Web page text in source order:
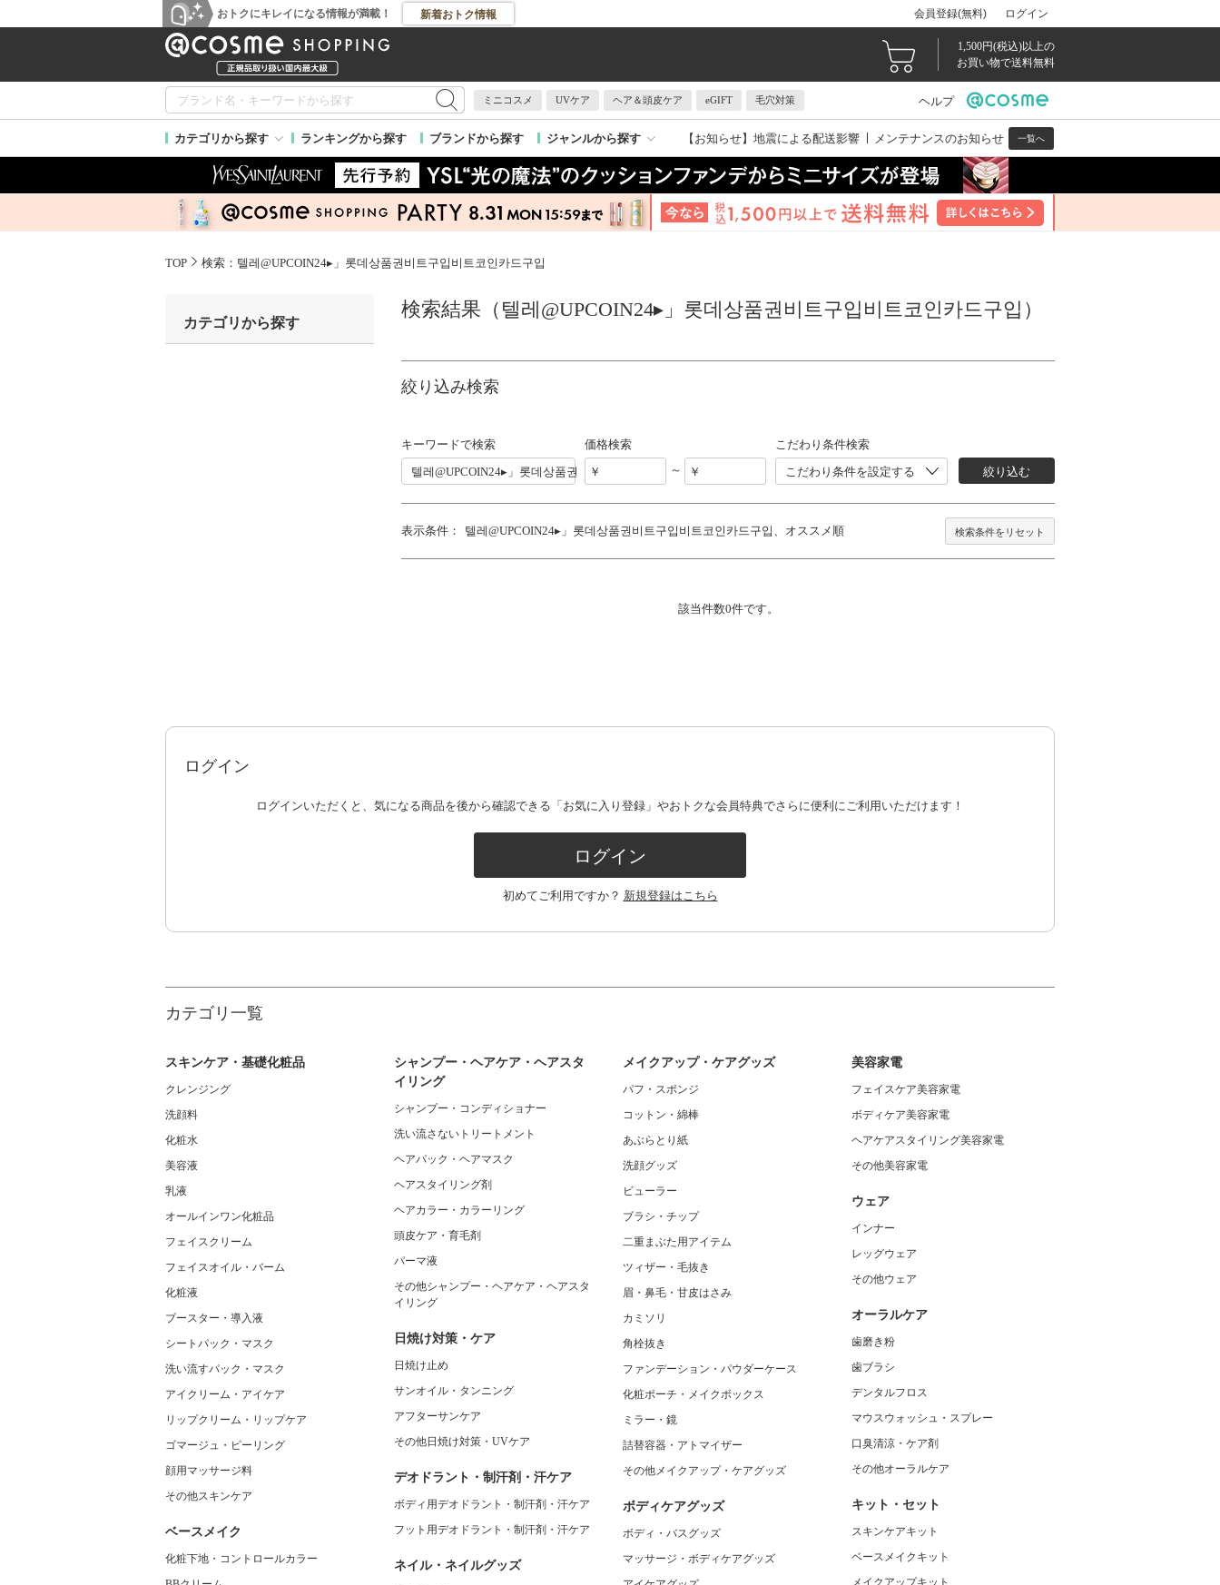
おトクにキレイになる情報が満載！ 新着おトク情報 会員登録(無料) ログイン
1,500円(税込)以上の
お買い物で送料無料
ミニコスメ UVケア ヘア＆頭皮ケア eGIFT 毛穴対策 ヘルプ
カテゴリから探す ランキングから探す ブランドから探す ジャンルから探す 【お知らせ】 地震による配送影響 メンテナンスのお知らせ 一覧へ
TOP 検索：텔레@UPCOIN24▸」롯데상품권비트구입비트코인카드구입
検索結果（텔레@UPCOIN24▸」롯데상품권비트구입비트코인카드구입）
絞り込み検索
キーワードで検索
価格検索
～
こだわり条件検索
こだわり条件を設定する
絞り込む
表示条件： 텔레@UPCOIN24▸」롯데상품권비트구입비트코인카드구입 オススメ順 検索条件をリセット
該当件数0件です。
カテゴリから探す
ログイン
ログインいただくと、気になる商品を後から確認できる「お気に入り登録」やおトクな会員特典でさらに便利にご利用いただけます！
ログイン
初めてご利用ですか？ 新規登録はこちら
カテゴリ一覧
スキンケア・基礎化粧品
クレンジング
洗顔料
化粧水
美容液
乳液
オールインワン化粧品
フェイスクリーム
フェイスオイル・バーム
化粧液
ブースター・導入液
シートパック・マスク
洗い流すパック・マスク
アイクリーム・アイケア
リップクリーム・リップケア
ゴマージュ・ピーリング
顔用マッサージ料
その他スキンケア
ベースメイク
化粧下地・コントロールカラー
シャンプー・ヘアケア・ヘアスタ
イリング
シャンプー・コンディショナー
洗い流さないトリートメント
ヘアパック・ヘアマスク
ヘアスタイリング剤
ヘアカラー・カラーリング
頭皮ケア・育毛剤
パーマ液
その他シャンプー・ヘアケア・ヘアスタ
イリング
日焼け対策・ケア
日焼け止め
サンオイル・タンニング
アフターサンケア
その他日焼け対策・UVケア
デオドラント・制汗剤・汗ケア
ボディ用デオドラント・制汗剤・汗ケア
フット用デオドラント・制汗剤・汗ケア
ネイル・ネイルグッズ
メイクアップ・ケアグッズ
パフ・スポンジ
コットン・綿棒
あぶらとり紙
洗顔グッズ
ビューラー
ブラシ・チップ
二重まぶた用アイテム
ツィザー・毛抜き
眉・鼻毛・甘皮はさみ
カミソリ
角栓抜き
ファンデーション・パウダーケース
化粧ポーチ・メイクボックス
ミラー・鏡
詰替容器・アトマイザー
その他メイクアップ・ケアグッズ
ボディケアグッズ
ボディ・バスグッズ
マッサージ・ボディケアグッズ
美容家電
フェイスケア美容家電
ボディケア美容家電
ヘアケアスタイリング美容家電
その他美容家電
ウェア
インナー
レッグウェア
その他ウェア
オーラルケア
歯磨き粉
歯ブラシ
デンタルフロス
マウスウォッシュ・スプレー
口臭清涼・ケア剤
その他オーラルケア
キット・セット
スキンケアキット
ベースメイクキット
メイクアップキット